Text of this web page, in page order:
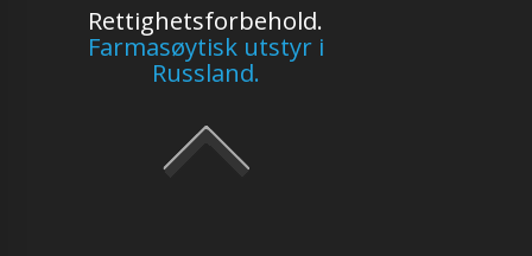
Rettighetsforbehold.
Farmasøytisk utstyr i
Russland.